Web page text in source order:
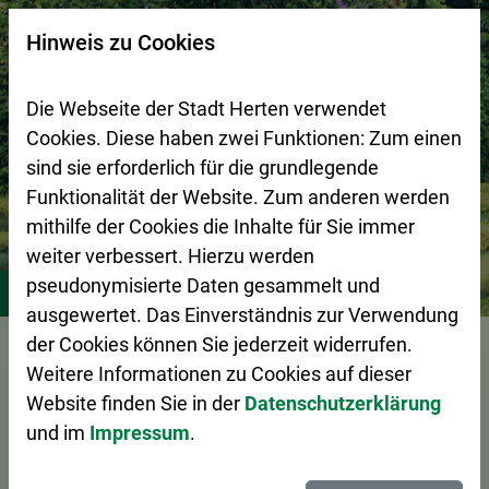
Zur Startseite (Schnelltaste 0)
Zum Seitenanfang springen (Schnelltaste A)
Zur Navigation/Menü springen (Schnelltaste M)
Zur Suche springen (Schnelltaste 8)
Zum Inhalt springen (Schnelltaste I)
Zum Fußbereich springen (Schnelltaste Z)
Bürgerservice Friedhöfe Friedhof
Vorlesen
Standorte der
Suchseite mit Schnellsuche
Hinweis zu Cookies
Die Webseite der Stadt Herten verwendet
Cookies. Diese haben zwei Funktionen: Zum einen
sind sie erforderlich für die grundlegende
Funktionalität der Website. Zum anderen werden
mithilfe der Cookies die Inhalte für Sie immer
weiter verbessert. Hierzu werden
pseudonymisierte Daten gesammelt und
ausgewertet. Das Einverständnis zur Verwendung
der Cookies können Sie jederzeit widerrufen.
Weitere Informationen zu Cookies auf dieser
Website finden Sie in der Datenschutzerklärung
und im Impressum.